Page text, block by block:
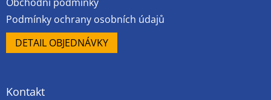
u
Podmínky ochrany osobních údajů
DETAIL OBJEDNÁVKY
Kontakt